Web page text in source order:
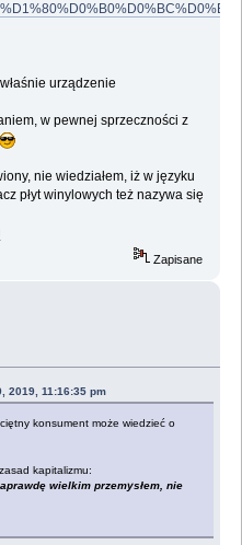
urządzenie
w pewnej sprzeczności z
nie wiedziałem, iż w języku
płyt winylowych też nazywa się
Zapisane
2019, 11:16:35 pm
konsument może wiedzieć o
kapitalizmu:
wielkim przemysłem, nie